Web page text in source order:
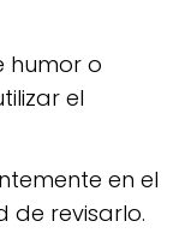
humor o
el
en el
de revisarlo.